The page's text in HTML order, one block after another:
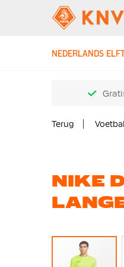
NEDERLANDS
Terug
NIKE
Ga